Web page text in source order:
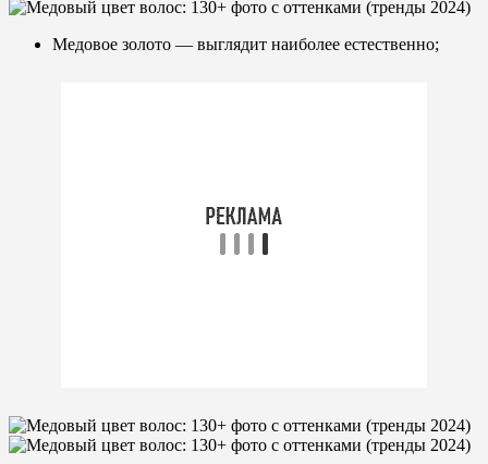
Медовое золото — выглядит наиболее естественно;